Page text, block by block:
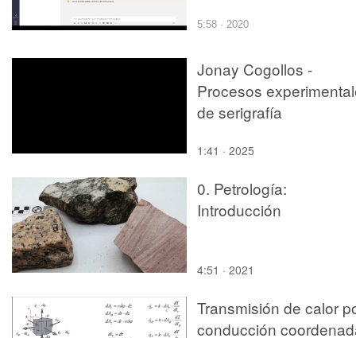
5:58 · 2020
Jonay Cogollos -
Procesos
de serigrafía
1:41 · 2025
0. Petrología:
Introducción
4:51 · 2021
Transmisión de calor
conducción